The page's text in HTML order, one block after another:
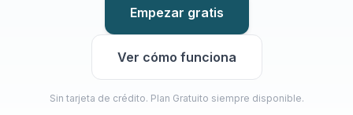
Empezar gratis
Ver cómo funciona
Sin tarjeta de crédito. Plan Gratuito siempre disponible.